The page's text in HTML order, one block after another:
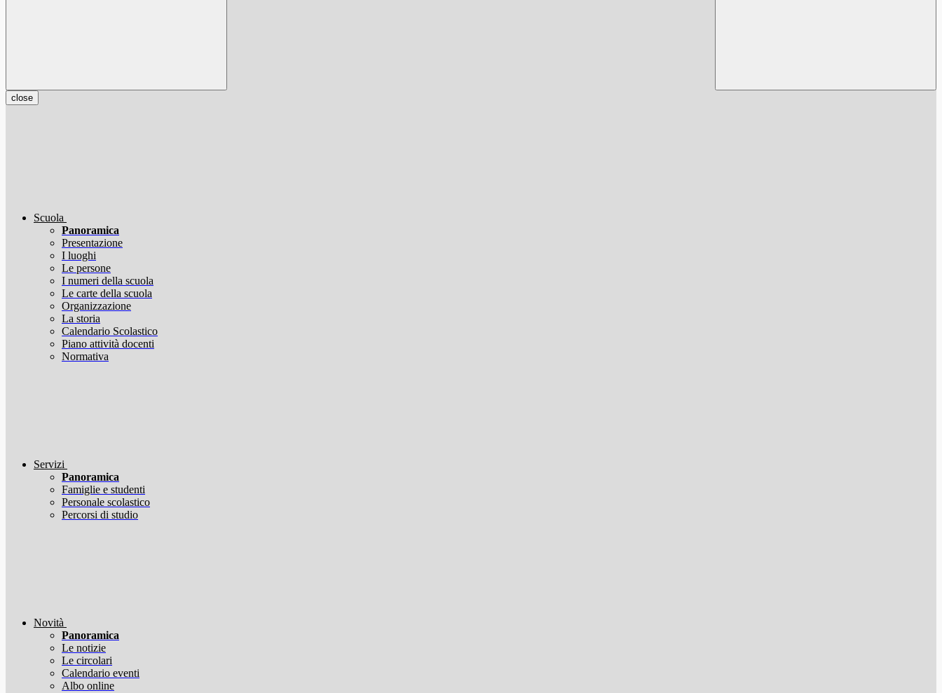
close
Scuola
Panoramica
Presentazione
I luoghi
Le persone
I numeri della scuola
Le carte della scuola
Organizzazione
La storia
Calendario Scolastico
Piano attività docenti
Normativa
Servizi
Panoramica
Famiglie e studenti
Personale scolastico
Percorsi di studio
Novità
Panoramica
Le notizie
Le circolari
Calendario eventi
Albo online